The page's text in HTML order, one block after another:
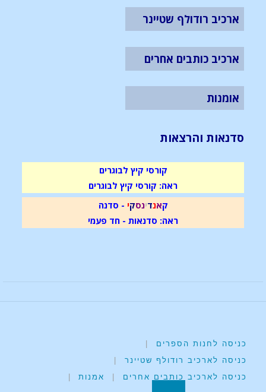
ארכיב רודולף שטיינר
ארכיב כותבים אחרים
אומנות
סדנאות והרצאות
קורסי קיץ לבוגרים
ראה: קורסי קיץ לבוגרים
קאנדינסקי - סדנה
ראה: סדנאות - חד פעמי
כניסה לחנות הספרים
|
כניסה לארכיב רודולף שטיינר
|
כניסה לארכיב כותבים אחרים
| אמנות |